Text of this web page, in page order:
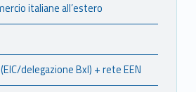
italiane all’estero
delegazione Bxl) + rete EEN